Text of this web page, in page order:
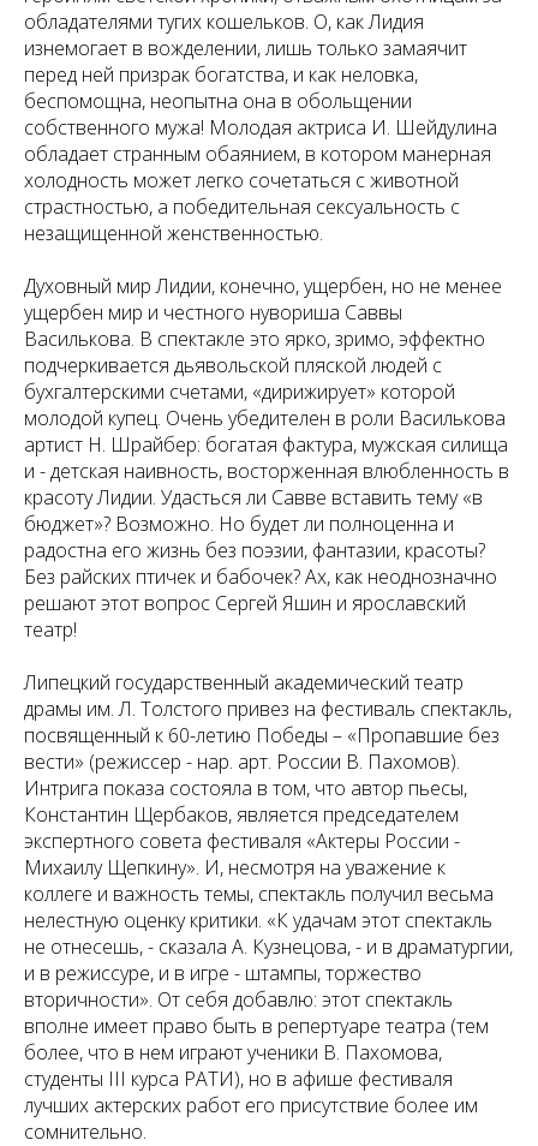
обладателями тугих кошельков. О, как Лидия
изнемогает в вожделении, лишь только замаячит
перед ней призрак богатства, и как неловка,
беспомощна, неопытна она в обольщении
собственного мужа! Молодая актриса И. Шейдулина
обладает странным обаянием, в котором манерная
холодность может легко сочетаться с животной
страстностью, а победительная сексуальность с
незащищенной женственностью.
Духовный мир Лидии, конечно, ущербен, но не менее
ущербен мир и честного нувориша Саввы
Василькова. В спектакле это ярко, зримо, эффектно
подчеркивается дьявольской пляской людей с
бухгалтерскими счетами, «дирижирует» которой
молодой купец. Очень убедителен в роли Василькова
артист Н. Шрайбер: богатая фактура, мужская силища
и - детская наивность, восторженная влюбленность в
красоту Лидии. Удасться ли Савве вставить тему «в
бюджет»? Возможно. Но будет ли полноценна и
радостна его жизнь без поэзии, фантазии, красоты?
Без райских птичек и бабочек? Ах, как неоднозначно
решают этот вопрос Сергей Яшин и ярославский
театр!
Липецкий государственный академический театр
драмы им. Л. Толстого привез на фестиваль спектакль,
посвященный к 60-летию Победы – «Пропавшие без
вести» (режиссер - нар. арт. России В. Пахомов).
Интрига показа состояла в том, что автор пьесы,
Константин Щербаков, является председателем
экспертного совета фестиваля «Актеры России -
Михаилу Щепкину». И, несмотря на уважение к
коллеге и важность темы, спектакль получил весьма
нелестную оценку критики. «К удачам этот спектакль
не отнесешь, - сказала А. Кузнецова, - и в драматургии,
и в режиссуре, и в игре - штампы, торжество
вторичности». От себя добавлю: этот спектакль
вполне имеет право быть в репертуаре театра (тем
более, что в нем играют ученики В. Пахомова,
студенты III курса РАТИ), но в афише фестиваля
лучших актерских работ его присутствие более им
сомнительно.